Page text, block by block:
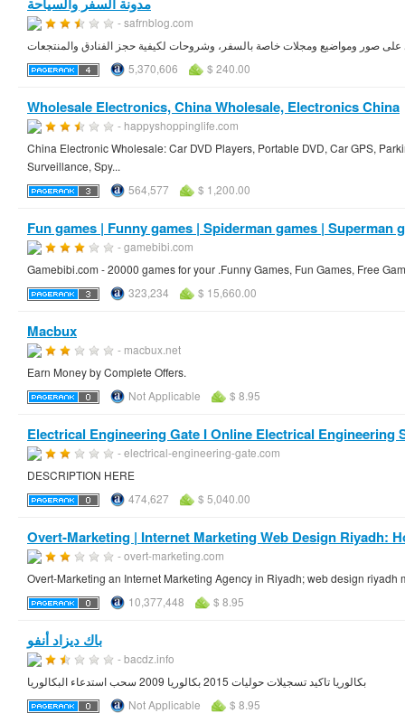
- safrnblog.com
على صور ومواضيع ومجلات خاصة بالسفر، وشروحات لكيفية حجز الفنادق والمنتجعات
5,370,606
$ 240.00
Wholesale Electronics, China Wholesale, Electronics China
- happyshoppinglife.com
China Electronic Wholesale: Car DVD Players, Portable DVD, Car GPS,
Surveillance, Spy...
564,577
$ 1,200.00
Fun games | Funny games | Spiderman games | Superman
- gamebibi.com
Gamebibi.com - 20000 games for your .Funny Games, Fun Games, Free
323,234
$ 15,660.00
Macbux
- macbux.net
Earn Money by Complete Offers.
Not Applicable
$ 8.95
Electrical Engineering Gate I Online Electrical Engineering
- electrical-engineering-gate.com
DESCRIPTION HERE
474,627
$ 5,040.00
Overt-Marketing | Internet Marketing Web Design Riyadh:
- overt-marketing.com
Overt-Marketing an Internet Marketing Agency in Riyadh; web design
10,377,448
$ 8.95
باك ديزاد أنفو
- bacdz.info
بكالوريا تاكيد تسجيلات حوليات 2015 بكالوريا 2009 سحب استدعاء البكالوريا
Not Applicable
$ 8.95